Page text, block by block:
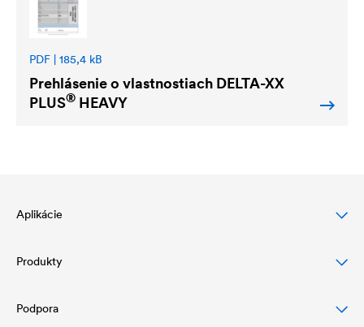
PDF | 185,4 kB
Prehlásenie o vlastnostiach DELTA-XX
PLUS® HEAVY
Aplikácie
Ochrana šikmej strechy
Ochrana a dizajn fasády
Produkty
Podstrešné fólie
Podpora